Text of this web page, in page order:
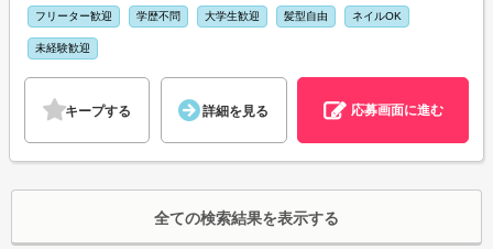
フリーター歓迎 学歴不問 大学生歓迎 髪型自由 ネイルOK
未経験歓迎
キープする 詳細を見る 応募画面に進む
全ての検索結果を表示する